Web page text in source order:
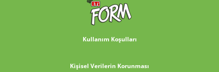
Kullanım Koşulları
Kişisel Verilerin Korunması